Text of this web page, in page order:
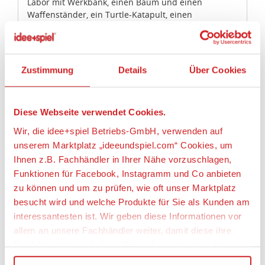
Zustimmung Details Über Cookies
Diese Webseite verwendet Cookies.
Wir, die idee+spiel Betriebs-GmbH, verwenden auf
unserem Marktplatz „ideeundspiel.com“ Cookies, um
Ihnen z.B. Fachhändler in Ihrer Nähe vorzuschlagen,
Funktionen für Facebook, Instagramm und Co anbieten
zu können und um zu prüfen, wie oft unser Marktplatz
besucht wird und welche Produkte für Sie als Kunden am
interessantesten ist. Wir geben diese Informationen vor
allem an unsere Fachhändler weiter, damit diese ihre
Waffenständer, ein Turtle-Katapult, einen
Skateboardständer und eine Graffiti-Wand mit
Schwing-/Angriffsfunktion
• 2 Skateboards, TNT, Pizza, Mülltonne,
Laternenmast, Wendeltreppe, Ooze-Kanister,
tropfende Ooze-Elemente, Werkzeug, Spraydosen
und ein Hydrant als Zubehör enthalten
Wurfstern, Bo-Stab mit Klinge und hölzernem
Trainingsstab
• Befestige das TNT, um die Explosion in der Wand
auszulösen!
• Schlüpfe durch den Gullydeckel in das Versteck!
• Gehe durch den Geheimeingang im
Trainingszentrum unbemerkt im Versteck ein und
aus!
• Schwinge die bewegliche Stange in Richtung des
Trainingsdummy!